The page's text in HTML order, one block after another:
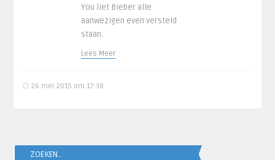
You liet Bieber alle
aanwezigen even versteld
staan.
Lees Meer
26 mei 2015 om 17:38
ZOEKEN..